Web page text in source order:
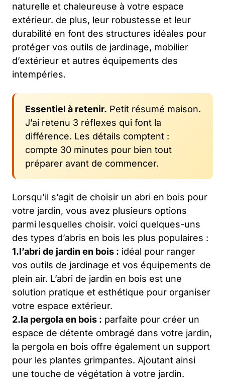
naturelle et chaleureuse à votre espace
extérieur. de plus, leur robustesse et leur
durabilité en font des structures idéales pour
protéger vos outils de jardinage, mobilier
d’extérieur et autres équipements des
intempéries.
Essentiel à retenir. Petit résumé maison.
J’ai retenu 3 réflexes qui font la
différence. Les détails comptent :
compte 30 minutes pour bien tout
préparer avant de commencer.
Lorsqu’il s’agit de choisir un abri en bois pour
votre jardin, vous avez plusieurs options
parmi lesquelles choisir. voici quelques-uns
des types d’abris en bois les plus populaires :
1.l’abri de jardin en bois : idéal pour ranger
vos outils de jardinage et vos équipements de
plein air. L’abri de jardin en bois est une
solution pratique et esthétique pour organiser
votre espace extérieur.
2.la pergola en bois : parfaite pour créer un
espace de détente ombragé dans votre jardin,
la pergola en bois offre également un support
pour les plantes grimpantes. Ajoutant ainsi
une touche de végétation à votre jardin.